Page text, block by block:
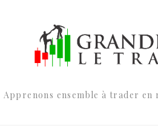
Apprenons ensemble à trader en